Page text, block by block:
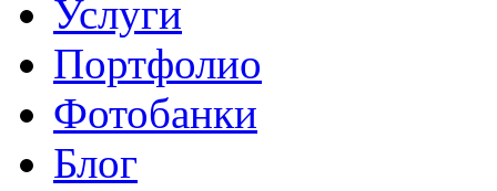
Услуги
Портфолио
Фотобанки
Блог